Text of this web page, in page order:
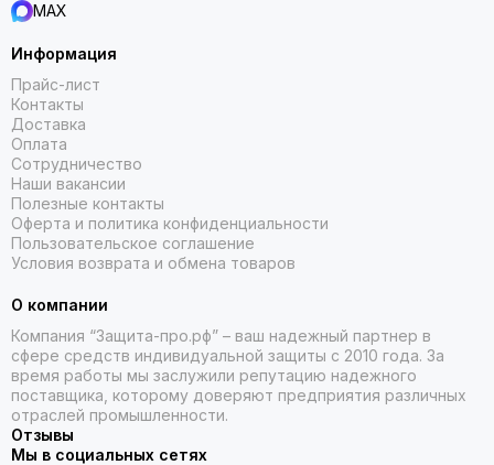
MAX
Информация
Прайс-лист
Контакты
Доставка
Оплата
Сотрудничество
Наши вакансии
Полезные контакты
Оферта и политика конфиденциальности
Пользовательское соглашение
Условия возврата и обмена товаров
О компании
Компания “Защита-про.рф” – ваш надежный партнер в
сфере средств индивидуальной защиты с 2010 года. За
время работы мы заслужили репутацию надежного
поставщика, которому доверяют предприятия различных
отраслей промышленности.
Отзывы
Мы в социальных сетях